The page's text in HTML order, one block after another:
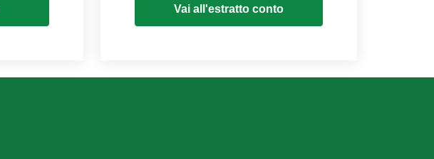
Vai all'estratto conto